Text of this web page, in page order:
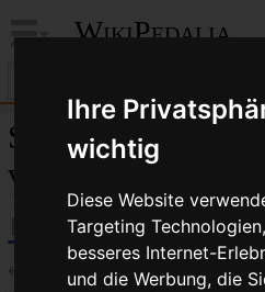
Ihre
wichtig
Diese Website
Targeting
besseres Internet-
und die Werbung, die
WikiPedalia
Seiten, die auf
verlinken
←